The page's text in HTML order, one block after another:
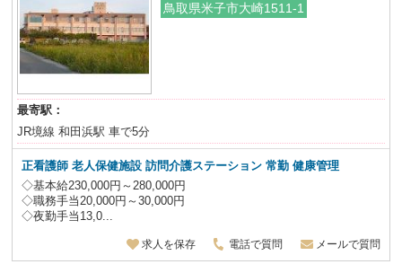
鳥取県米子市大崎1511-1
最寄駅：
JR境線 和田浜駅 車で5分
正看護師 老人保健施設 訪問介護ステーション 常勤 健康管理
◇基本給230,000円～280,000円
◇職務手当20,000円～30,000円
◇夜勤手当13,0...
求人を保存 電話で質問 メールで質問